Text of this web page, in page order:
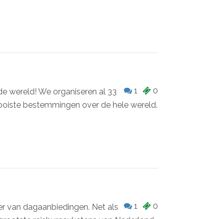
0
1
wereld! We organiseren al 33
bestemmingen over de hele wereld.
0
1
van dagaanbiedingen. Net als